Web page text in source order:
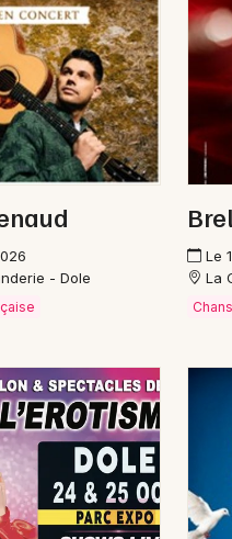
Newsletter des
Artistes en tournée
Actus à
Magazine à
- Dole
Le
La